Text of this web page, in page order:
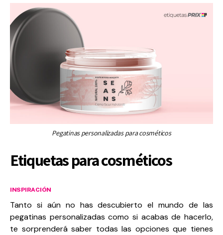
Pegatinas personalizadas para cosméticos
Etiquetas para cosméticos
INSPIRACIÓN
Tanto si aún no has descubierto el mundo de las
pegatinas personalizadas como si acabas de hacerlo,
te sorprenderá saber todas las opciones que tienes